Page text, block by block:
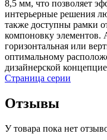
8,5 мм, что позволяет
интерьерные решения
также доступны рамки
компоновку элементов.
горизонтальная или
оптимальному
дизайнерской
Страница серии
Отзывы
У товара пока нет